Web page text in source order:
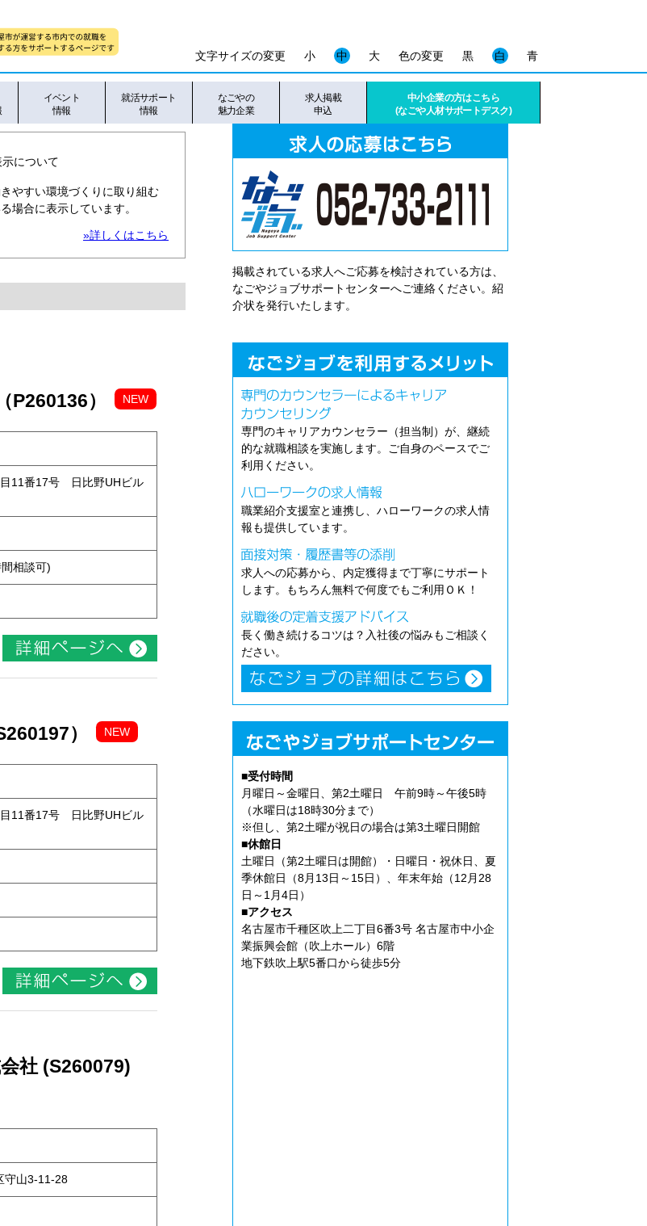
色の変更 黒 白 青
文字サイズの変更 小 中 大
イベント
情報
就活サポート
情報
なごやの
魅力企業
求人掲載
申込
中小企業の方はこちら
(なごや人材サポートデスク)
について
やすい環境づくりに取り組む
場合に表示しています。
»詳しくはこちら
） NEW
11番17号 日比野UHビル
相談可)
） NEW
11番17号 日比野UHビル
社 (S260079)
守山3-11-28
掲載されている求人へご応募を検討されている方は、
なごやジョブサポートセンターへご連絡ください。紹
介状を発行いたします。
専門のキャリアカウンセラー（担当制）が、継続
的な就職相談を実施します。ご自身のペースでご
利用ください。
職業紹介支援室と連携し、ハローワークの求人情
報も提供しています。
求人への応募から、内定獲得まで丁寧にサポート
します。もちろん無料で何度でもご利用ＯＫ！
長く働き続けるコツは？入社後の悩みもご相談く
ださい。
■受付時間
月曜日～金曜日、第2土曜日 午前9時～午後5時
（水曜日は18時30分まで）
※但し、第2土曜が祝日の場合は第3土曜日開館
■休館日
土曜日（第2土曜日は開館）・日曜日・祝休日、夏
季休館日（8月13日～15日）、年末年始（12月28
日～1月4日）
■アクセス
名古屋市千種区吹上二丁目6番3号 名古屋市中小企
業振興会館（吹上ホール）6階
地下鉄吹上駅5番口から徒歩5分